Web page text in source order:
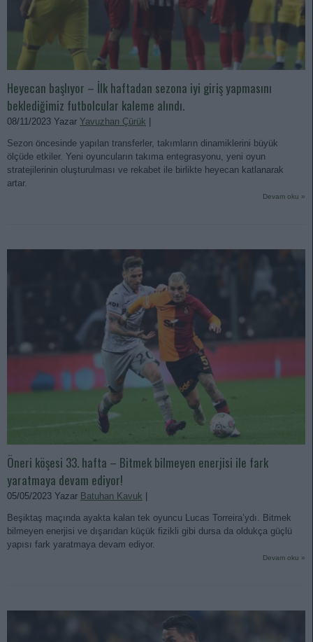
Heyecan başlıyor – İlk haftadan sezona iyi giriş yapmasını
beklediğimiz futbolcular kaleme alındı.
08/11/2023 Yazar Yavuzhan Çürük |
Sezon öncesinde yapılan transferler, takımların dinamiklerini büyük
ölçüde etkiler. Yeni oyuncuların takıma entegrasyonu, yeni oyun
stratejilerinin oluşturulması ve rekabet ile birlikte heyecan katlanarak
artar.
Devam oku »
Öneri köşesi 33. hafta – Bitmek bilmeyen enerjisi ile fark
yaratmaya devam ediyor!
05/05/2023 Yazar Batuhan Kavuk |
Beşiktaş maçında ayakta kalan tek oyuncu Lucas Torreira’ydı. Bitmek
bilmeyen enerjisi ve dışarıdan küçük fizikli gibi dursa da oldukça güçlü
yapısı fark yaratmaya devam ediyor.
Devam oku »